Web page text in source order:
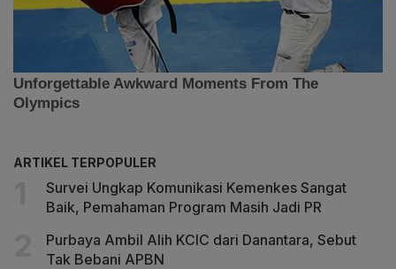
ARTIKEL TERPOPULER
Survei Ungkap Komunikasi Kemenkes Sangat
Baik, Pemahaman Program Masih Jadi PR
Purbaya Ambil Alih KCIC dari Danantara, Sebut
Tak Bebani APBN